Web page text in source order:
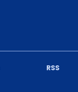
RSS